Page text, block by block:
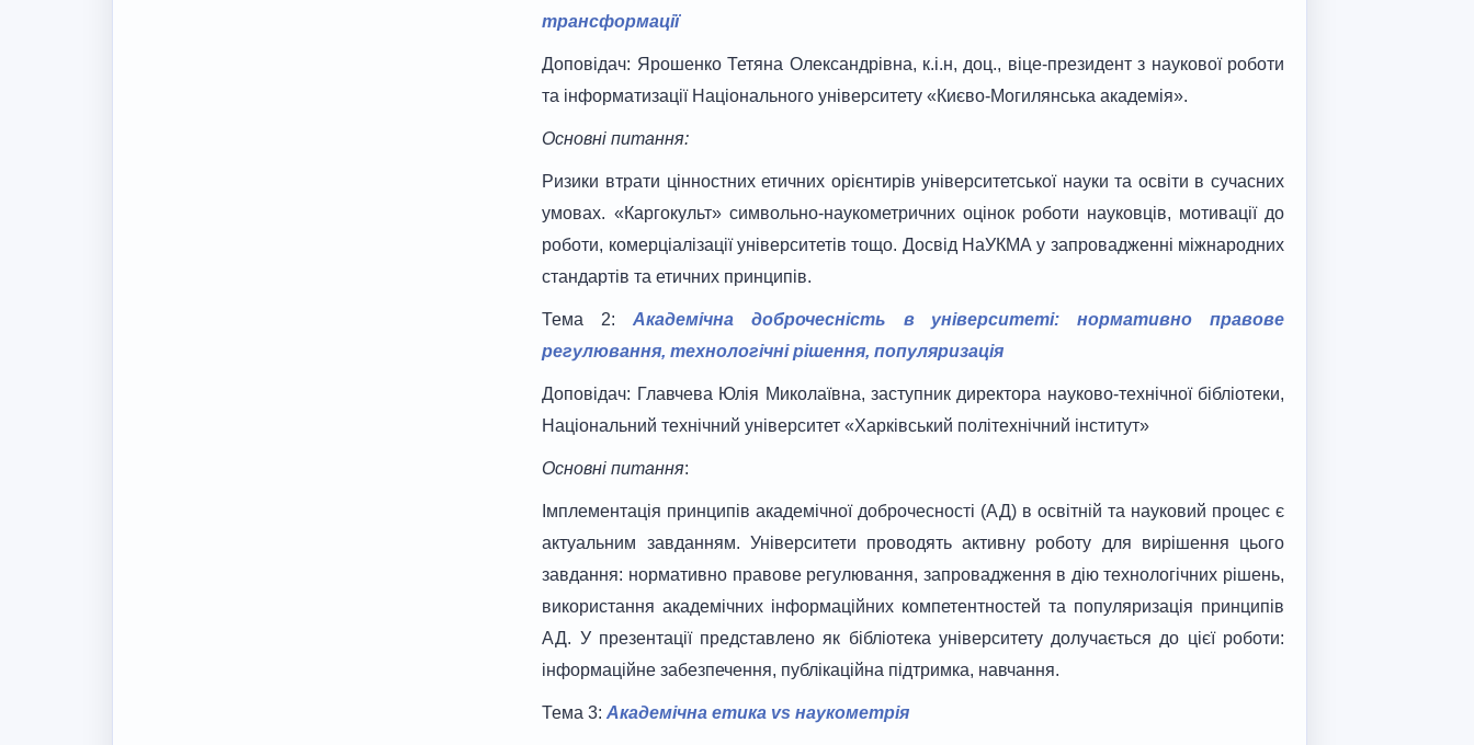
трансформації
Доповідач: Ярошенко Тетяна Олександрівна, к.і.н, доц., віце-президент з наукової роботи
та інформатизації Національного університету «Києво-Могилянська академія».
Основні питання:
Ризики втрати цінностних етичних орієнтирів університетської науки та освіти в сучасних
умовах. «Каргокульт» символьно-наукометричних оцінок роботи науковців, мотивації до
роботи, комерціалізації університетів тощо. Досвід НаУКМА у запровадженні міжнародних
стандартів та етичних принципів.
Тема 2: Академічна доброчесність в університеті: нормативно правове
регулювання, технологічні рішення, популяризація
Доповідач: Главчева Юлія Миколаївна, заступник директора науково-технічної бібліотеки,
Національний технічний університет «Харківський політехнічний інститут»
Основні питання:
Імплементація принципів академічної доброчесності (АД) в освітній та науковий процес є
актуальним завданням. Університети проводять активну роботу для вирішення цього
завдання: нормативно правове регулювання, запровадження в дію технологічних рішень,
використання академічних інформаційних компетентностей та популяризація принципів
АД. У презентації представлено як бібліотека університету долучається до цієї роботи:
інформаційне забезпечення, публікаційна підтримка, навчання.
Тема 3: Академічна етика vs наукометрія